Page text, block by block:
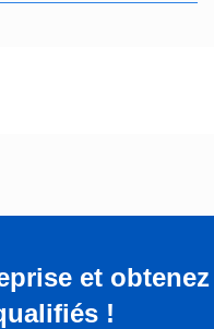
et obtenez
!